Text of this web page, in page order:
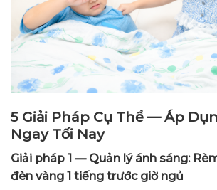
5 Giải Pháp Cụ Thể — Áp
Ngay Tối Nay
Giải pháp 1 — Quản lý ánh sáng:
đèn vàng 1 tiếng trước giờ ngủ